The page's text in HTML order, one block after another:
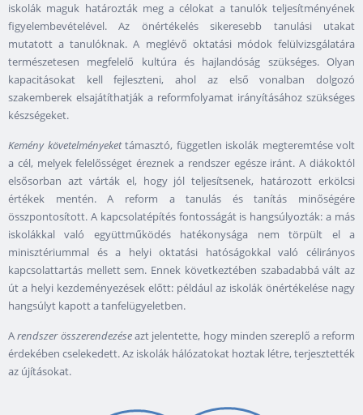
iskolák maguk határozták meg a célokat a tanulók teljesítményének
figyelembevételével. Az önértékelés sikeresebb tanulási utakat
mutatott a tanulóknak. A meglévő oktatási módok felülvizsgálatára
természetesen megfelelő kultúra és hajlandóság szükséges. Olyan
kapacitásokat kell fejleszteni, ahol az első vonalban dolgozó
szakemberek elsajátíthatják a reformfolyamat irányításához szükséges
készségeket.
Kemény követelményekettámasztó, független iskolák megteremtése volt
a cél, melyek felelősséget éreznek a rendszer egésze iránt. A diákoktól
elsősorban azt várták el, hogy jól teljesítsenek, határozott erkölcsi
értékek mentén. A reform a tanulás és tanítás minőségére
összpontosított. A kapcsolatépítés fontosságát is hangsúlyozták: a más
iskolákkal való együttműködés hatékonysága nem törpült el a
minisztériummal és a helyi oktatási hatóságokkal való célirányos
kapcsolattartás mellett sem. Ennek következtében szabadabbá vált az
út a helyi kezdeményezések előtt: például az iskolák önértékelése nagy
hangsúlyt kapott a tanfelügyeletben.
Arendszer összerendezéseazt jelentette, hogy minden szereplő a reform
érdekében cselekedett. Az iskolák hálózatokat hoztak létre, terjesztették
az újításokat.